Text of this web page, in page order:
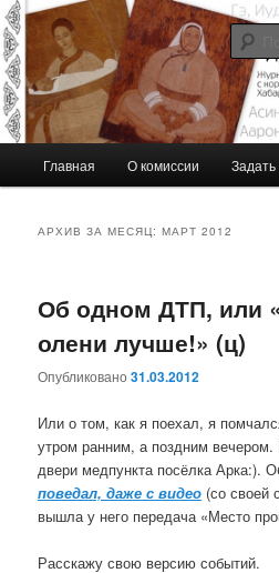
Перейти
к
основному
содержимому
Перейти
к
дополнительному
содержимому
Идите и
Журнал Комиссии по работе с
Севера Хабаровской епархии
Главная О комиссии
АРХИВ ЗА МЕСЯЦ:МАРТ 2012
Об одном ДТП, или
олени лучше!» (ц)
Опубликовано31.03.2012
Или о том, как я поехал, я
утром ранним, а поздним
двери медпункта посёлка Арка:).
поведал, даже с видео (со своей
вышла у него передача «Место
Расскажу свою версию событий.